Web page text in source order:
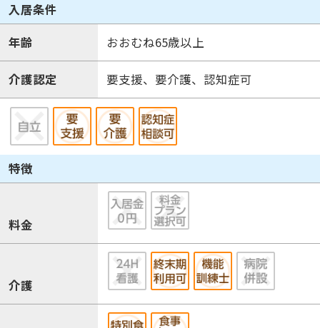
入居条件
年齢
おおむね65歳以上
介護認定 要支援、要介護、認知症可
特徴
料金
介護